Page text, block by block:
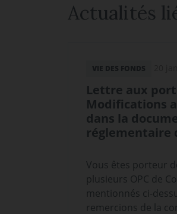
Actualités
VIE DES FONDS
Lettre aux
Modifications
dans la
réglementaire
Vous êtes porteur
plusieurs OPC de
mentionnés ci-
remercions de la